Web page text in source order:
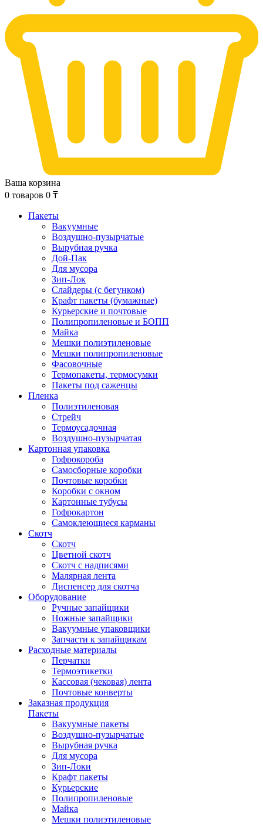
Ваша корзина
0 товаров 0 ₸
Пакеты
Вакуумные
Воздушно-пузырчатые
Вырубная ручка
Дой-Пак
Для мусора
Зип-Лок
Слайдеры (с бегунком)
Крафт пакеты (бумажные)
Курьерские и почтовые
Полипропиленовые и БОПП
Майка
Мешки полиэтиленовые
Мешки полипропиленовые
Фасовочные
Термопакеты, термосумки
Пакеты под саженцы
Пленка
Полиэтиленовая
Стрейч
Термоусадочная
Воздушно-пузырчатая
Картонная упаковка
Гофрокороба
Самосборные коробки
Почтовые коробки
Коробки с окном
Картонные тубусы
Гофрокартон
Самоклеющиеся карманы
Скотч
Скотч
Цветной скотч
Скотч с надписями
Малярная лента
Диспенсер для скотча
Оборудование
Ручные запайщики
Ножные запайщики
Вакуумные упаковщики
Запчасти к запайщикам
Расходные материалы
Перчатки
Термоэтикетки
Кассовая (чековая) лента
Почтовые конверты
Заказная продукция
Пакеты
Вакуумные пакеты
Воздушно-пузырчатые
Вырубная ручка
Для мусора
Зип-Локи
Крафт пакеты
Курьерские
Полипропиленовые
Майка
Мешки полиэтиленовые